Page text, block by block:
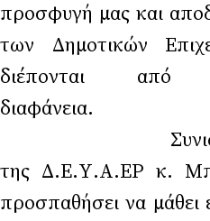
προσφυγή μας και
των Δημοτικών
διέπονται από
Συνιστούμε
της Δ.Ε.Υ.Α.ΕΡ κ.
προσπαθήσει να